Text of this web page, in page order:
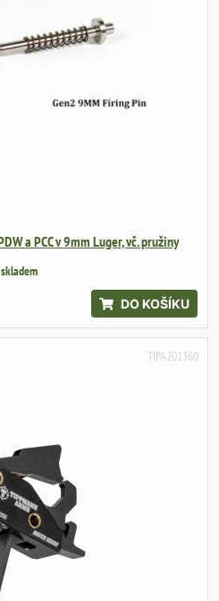
a PCC v 9mm Luger, vč. pružiny
skladem
DO KOŠÍKU
TIPA201360